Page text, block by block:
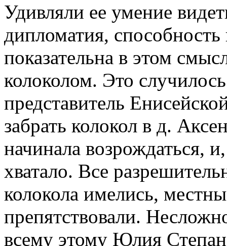
Удивляли ее умение
дипломатия,
показательна в этом
колоколом. Это
представитель
забрать колокол в д.
начинала возрождаться,
хватало. Все
колокола имелись,
препятствовали.
всему этому Юлия